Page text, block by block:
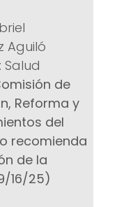
Aguiló
: Salud
de
Reforma y
del
recomienda
de la
16/25)